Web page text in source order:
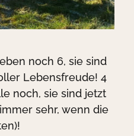
noch 6, sie sind
Lebensfreude! 4
noch, sie sind jetzt
sehr, wenn die